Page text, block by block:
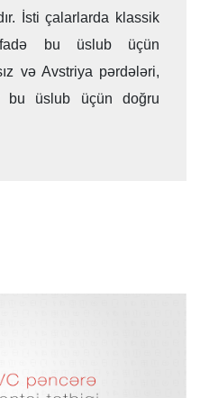
İsti çalarlarda klassik
bu üslub üçün
və Avstriya pərdələri,
bu üslub üçün doğru